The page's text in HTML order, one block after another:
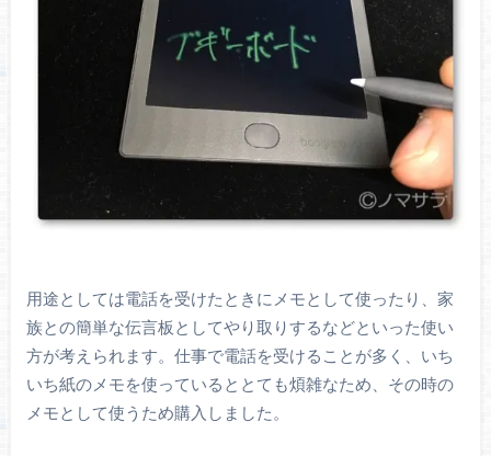
用途としては電話を受けたときにメモとして使ったり、家
族との簡単な伝言板としてやり取りするなどといった使い
方が考えられます。仕事で電話を受けることが多く、いち
いち紙のメモを使っているととても煩雑なため、その時の
メモとして使うため購入しました。